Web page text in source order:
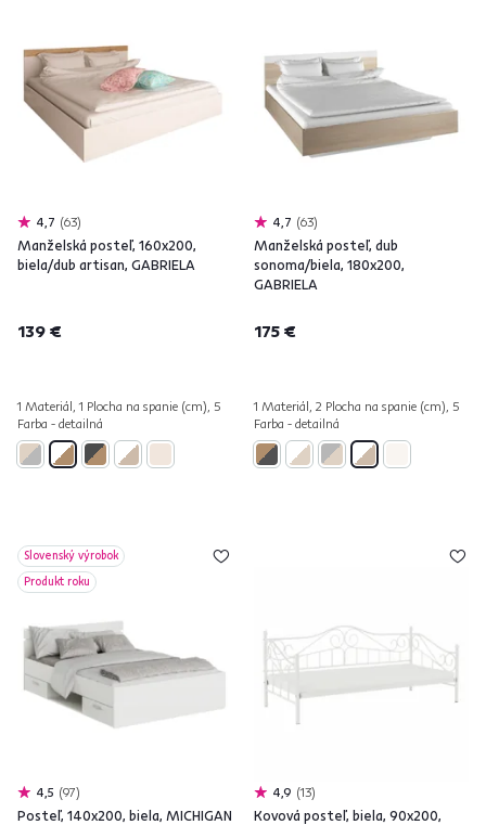
4,7 63
Manželská posteľ, 160x200,
biela/dub artisan, GABRIELA
139 €
1 Materiál, 1 Plocha na spanie (cm), 5
Farba - detailná
4,7 63
Manželská posteľ, dub
sonoma/biela, 180x200,
GABRIELA
175 €
1 Materiál, 2 Plocha na spanie (cm), 5
Farba - detailná
Slovenský výrobok
Produkt roku
4,5 97
Posteľ, 140x200, biela, MICHIGAN
4,9 13
Kovová posteľ, biela, 90x200,